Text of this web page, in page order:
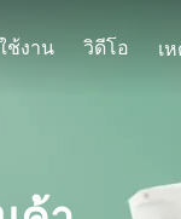
ช้งาน วิดีโอ